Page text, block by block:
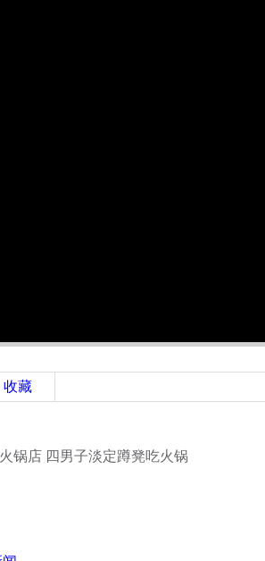
收藏
店 四男子淡定蹲凳吃火锅